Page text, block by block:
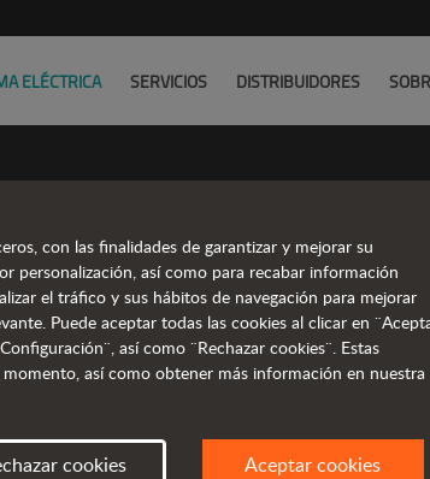
ELÉCTRICA SERVICIOS DISTRIBUIDORES
con las finalidades de garantizar y mejorar su
personalización, así como para recabar información
el tráfico y sus hábitos de navegación para mejorar
Puede aceptar todas las cookies al clicar en
así como ¨Rechazar cookies¨. Estas
así como obtener más información en nuestra
cookies Aceptar cookies